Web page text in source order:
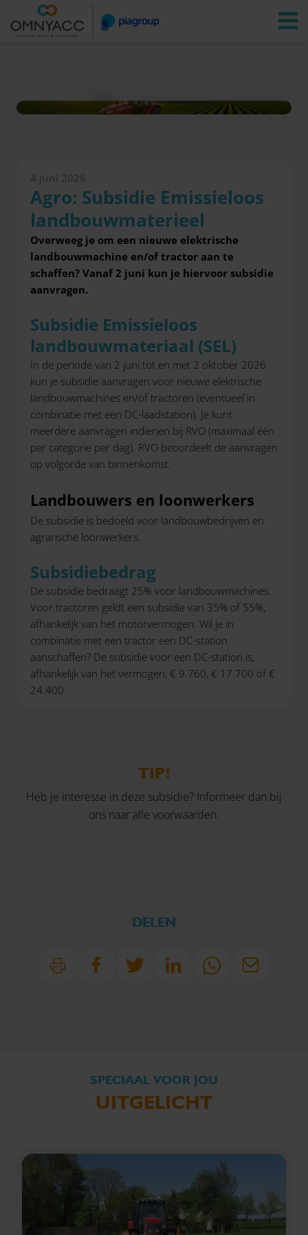
Vestigingen Zoeken
4 juni 2026
Agro: Subsidie Emissieloos
landbouwmaterieel
Overweeg je om een nieuwe elektrische
landbouwmachine en/of tractor aan te
schaffen? Vanaf 2 juni kun je hiervoor subsidie
aanvragen.
Subsidie Emissieloos
landbouwmateriaal (SEL)
In de periode van 2 juni tot en met 2 oktober 2026
kun je subsidie aanvragen voor nieuwe elektrische
landbouwmachines en/of tractoren (eventueel in
combinatie met een DC-laadstation). Je kunt
meerdere aanvragen indienen bij RVO (maximaal één
per categorie per dag). RVO beoordeelt de aanvragen
op volgorde van binnenkomst.
Landbouwers en loonwerkers
De subsidie is bedoeld voor landbouwbedrijven en
agrarische loonwerkers.
Subsidiebedrag
De subsidie bedraagt 25% voor landbouwmachines.
Voor tractoren geldt een subsidie van 35% of 55%,
afhankelijk van het motorvermogen. Wil je in
combinatie met een tractor een DC-station
aanschaffen? De subsidie voor een DC-station is,
afhankelijk van het vermogen, € 9.760, € 17.700 of €
24.400.
TIP!
Heb je interesse in deze subsidie? Informeer dan bij
ons naar alle voorwaarden.
DELEN
SPECIAAL VOOR JOU
UITGELICHT